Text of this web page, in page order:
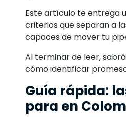
Este artículo te entrega
criterios que separan a
capaces de mover tu
Al terminar de leer,
cómo identificar
Guía rápida:
para en